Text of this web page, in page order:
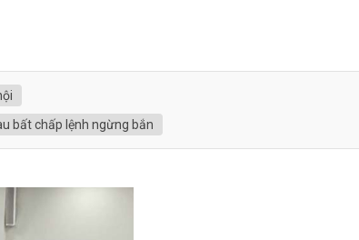
bất chấp lệnh ngừng bắn